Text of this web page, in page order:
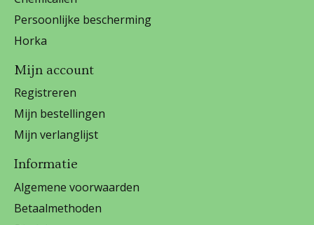
Persoonlijke bescherming
Horka
Mijn account
Registreren
Mijn bestellingen
Mijn verlanglijst
Informatie
Algemene voorwaarden
Betaalmethoden